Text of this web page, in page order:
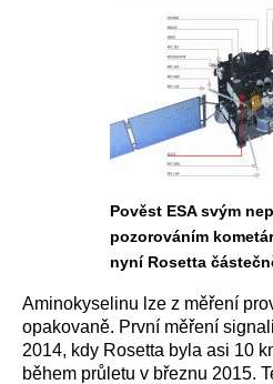
Pověst ESA svým
pozorováním
nyní Rosetta
Aminokyselinu lze z měření
opakovaně. První měření
2014, kdy Rosetta byla asi 10
během průletu v březnu 2015.